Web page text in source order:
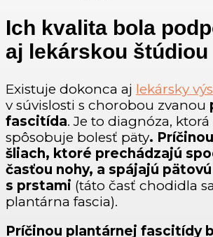
Ich kvalita bola
aj lekárskou štúdiou
Existuje dokonca aj lekársky
v súvislosti s chorobou zvanou
fascitída. Je to diagnóza, ktorá
spôsobuje bolesť päty.
šliach, ktoré prechádzajú
časťou nohy, a spájajú
s prstami (táto časť chodidla
plantárna fascia).
Príčinou plantárnej fascitídy